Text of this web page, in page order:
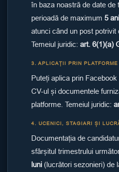
în baza noastră de date de
perioadă de maximum 5 ani
atunci când un post potrivit
Temeiul juridic: art. 6(1)(a)
3. APLICAȚII PRIN
Puteți aplica prin
CV-ul și documentele
platforme. Temeiul juridic:
4. UCENICI, STAGIARI ȘI
Documentația de
sfârșitul trimestrului
luni (lucrători sezonieri) de